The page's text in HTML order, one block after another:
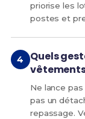
priorise les
postes et
Quels
Ne lance
pas un
repassage.